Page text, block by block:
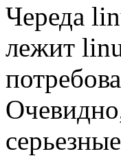
Череда
лежит